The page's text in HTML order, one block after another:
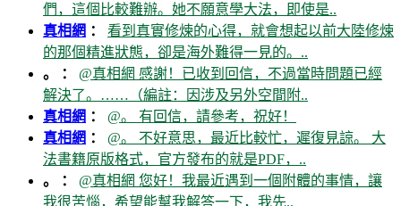
們，這個比較難辦。她不願意學大法，即使是..
真相網 ： 看到真實修煉的心得，就會想起以前大陸修煉
的那個精進狀態，卻是海外難得一見的。..
。 ： @真相網 感謝！已收到回信，不過當時問題已經
解決了。……（編註：因涉及另外空間附..
真相網 ： @。 有回信，請參考，祝好！
真相網 ： @。 不好意思，最近比較忙，遲復見諒。 大
法書籍原版格式，官方發布的就是PDF，..
。 ： @真相網 您好！我最近遇到一個附體的事情，讓
我很苦惱，希望能幫我解答一下，我先..